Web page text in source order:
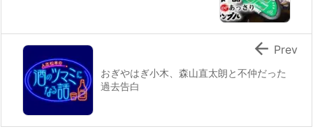
おぎやはぎ小木、森山直太朗と不仲だった
過去告白
 Prev